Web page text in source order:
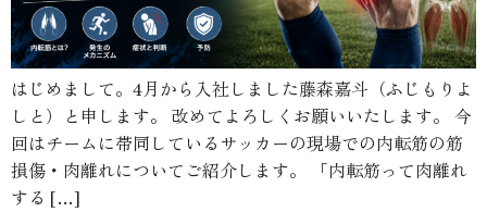
はじめまして。4月から入社しました藤森嘉斗（ふじもりよ
しと）と申します。 改めてよろしくお願いいたします。 今
回はチームに帯同しているサッカーの現場での内転筋の筋
損傷・肉離れについてご紹介します。 「内転筋って肉離れ
する […]